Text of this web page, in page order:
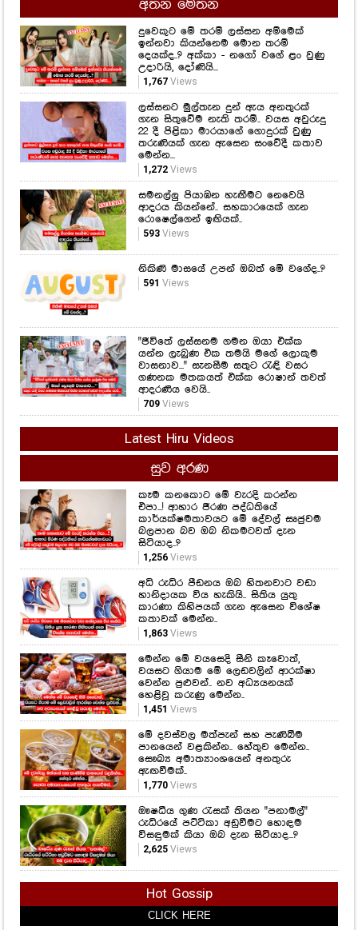
අතන මෙතන
දුවෙකුට මේ තරම් ලස්සන අම්මෙක්
ඉන්නවා කියන්නෙම මොන තරම්
දෙයක්ද..? අක්කා - නගෝ වගේ ළං වුණු
උදාරියි, දෝණියි...
1,767Views
ලස්සනට මුල්තැන දුන් ඇය අනතුරක්
ගැන සිතුවේම නැති තරම්.. වයස අවුරුදු
22 දී පිළිකා මාරයාගේ ගොදුරක් වුණු
තරුණියක් ගැන ඇසෙන සංවේදී කතාව
මෙන්න...
1,272Views
සමනල්ලු පියාඹන හැඟීමට නෙවෙයි
ආදරය කියන්නේ.. සහකාරයෙක් ගැන
රොෂෙල්ගෙන් ඉඟියක්..
593Views
නිකිණි මාසයේ උපන් ඔබත් මේ වගේද..?
591 Views
"ජීවිතේ ලස්සනම ගමන ඔයා එක්ක
යන්න ලැබුණ එක තමයි මගේ ලොකුම
වාසනාව..." සැනසීම සතුට රැඳි වසර
ගණනක මතකයත් එක්ක රොෂාන් තවත්
ආදරණීය වෙයි..
709Views
Latest Hiru Videos
සුව අරණ
කෑම කනකොට මේ වැරදි කරන්න
එපා...! ආහාර ජීරණ පද්ධතියේ
කාර්යක්ෂමතාවයට මේ දේවල් සෘජුවම
බලපාන බව ඔබ නිකමටවත් දැන
සිටියාද..?
1,256Views
අධි රුධිර පීඩනය ඔබ හිතනවාට වඩා
හානිදායක විය හැකියි.. සිතිය යුතු
කාරණා කිහිපයක් ගැන ඇසෙන විශේෂ
කතාවක් මෙන්න..
1,863Views
මෙන්න මේ වයසෙදි සීනි කෑවොත්,
වයසට ගියාම මේ ලෙඩවලින් ආරක්ෂා
වෙන්න පුළුවන්.. නව අධ්‍යයනයක්
හෙළිවූ කරුණු මෙන්න..
1,451 Views
මේ දවස්වල මත්පැන් සහ පැණිබීම
පානයෙන් වළකින්න.. හේතුව මෙන්න..
සෞඛ්‍ය අමාත්‍යාංශයෙන් අනතුරු
ඇඟවීමක්..
1,770Views
ඖෂධීය ගුණ රැසක් තියන "පනාමල්"
රුධිරයේ පට්ටිකා අඩුවීමට හොඳම
විසඳුමක් කියා ඔබ දැන සිටියාද...?
2,625Views
Hot Gossip
CLICK HERE